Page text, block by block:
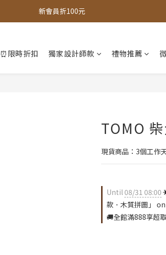
全館，滿888超取免運｜滿1500宅配免運
全館現貨商品，3個工作天內出貨
⏰限時折扣 獨家設計師款 禮物推薦
TOMO
現貨商品：3個工作
Until08/31 08:00
款．木質拼圖」
🚚全館滿888享超